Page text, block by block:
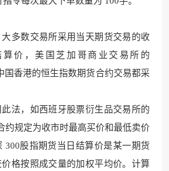
多数交易所采用当天期货交易的收
价，美国芝加哥商业交易所的
国香港的恒生指数期货合约交易都采
法，如西班牙股票衍生品交易所的
约规定为收市时最高买价和最低卖价
300股指期货当日结算价是某一期货
格按照成交量的加权平均价。计算